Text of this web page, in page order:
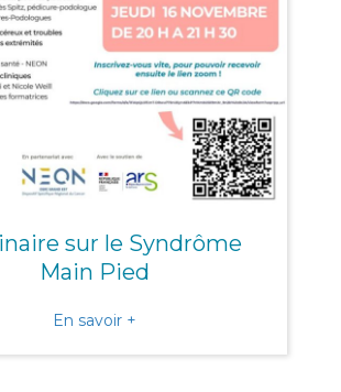
sur le Syndrôme
Main Pied
En savoir +